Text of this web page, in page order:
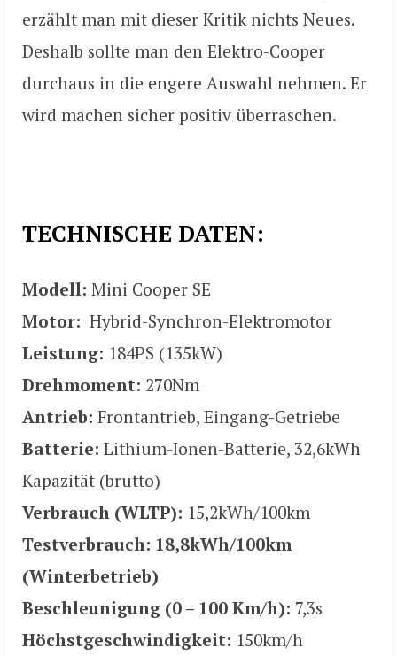
erzählt man mit dieser Kritik nichts Neues.
Deshalb sollte man den Elektro-Cooper
durchaus in die engere Auswahl nehmen. Er
wird machen sicher positiv überraschen.
TECHNISCHE DATEN:
Modell: Mini Cooper SE
Motor: Hybrid-Synchron-Elektromotor
Leistung: 184PS (135kW)
Drehmoment: 270Nm
Antrieb: Frontantrieb, Eingang-Getriebe
Batterie: Lithium-Ionen-Batterie, 32,6kWh
Kapazität (brutto)
Verbrauch (WLTP): 15,2kWh/100km
Testverbrauch: 18,8kWh/100km
(Winterbetrieb)
Beschleunigung (0 – 100 Km/h): 7,3s
Höchstgeschwindigkeit: 150km/h